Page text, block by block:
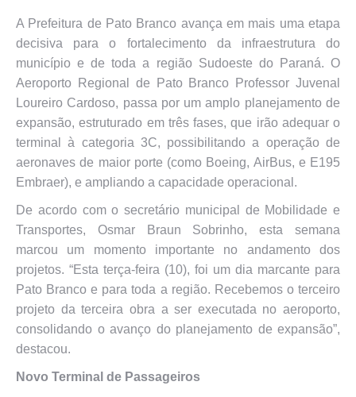
A Prefeitura de Pato Branco avança em mais uma etapa
decisiva para o fortalecimento da infraestrutura do
município e de toda a região Sudoeste do Paraná. O
Aeroporto Regional de Pato Branco Professor Juvenal
Loureiro Cardoso, passa por um amplo planejamento de
expansão, estruturado em três fases, que irão adequar o
terminal à categoria 3C, possibilitando a operação de
aeronaves de maior porte (como Boeing, AirBus, e E195
Embraer), e ampliando a capacidade operacional.
De acordo com o secretário municipal de Mobilidade e
Transportes, Osmar Braun Sobrinho, esta semana
marcou um momento importante no andamento dos
projetos. “Esta terça-feira (10), foi um dia marcante para
Pato Branco e para toda a região. Recebemos o terceiro
projeto da terceira obra a ser executada no aeroporto,
consolidando o avanço do planejamento de expansão”,
destacou.
Novo Terminal de Passageiros